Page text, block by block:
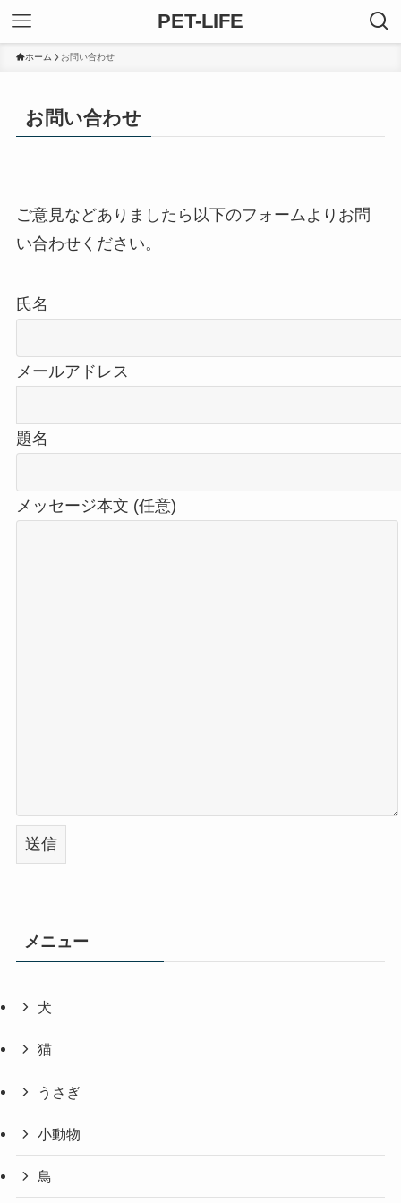
PET-LIFE
ホーム お問い合わせ
お問い合わせ
ご意見などありましたら以下のフォームよりお問
い合わせください。
氏名
メールアドレス
題名
メッセージ本文 (任意)
メニュー
犬
猫
うさぎ
小動物
鳥